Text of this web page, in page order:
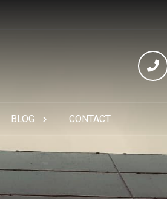
BLOG CONTACT